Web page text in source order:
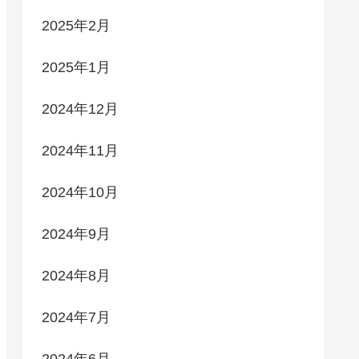
2025年2月
2025年1月
2024年12月
2024年11月
2024年10月
2024年9月
2024年8月
2024年7月